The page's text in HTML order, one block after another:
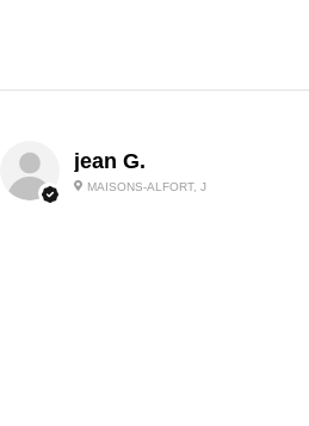
jean G.
MAISONS-ALFORT, J